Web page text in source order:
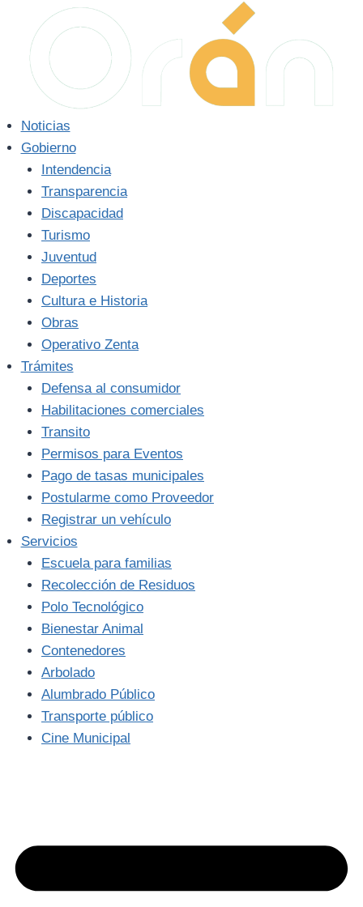
contenido
Noticias
Gobierno
Intendencia
Transparencia
Discapacidad
Turismo
Juventud
Deportes
Cultura e Historia
Obras
Operativo Zenta
Trámites
Defensa al consumidor
Habilitaciones comerciales
Transito
Permisos para Eventos
Pago de tasas municipales
Postularme como Proveedor
Registrar un vehículo
Servicios
Escuela para familias
Recolección de Residuos
Polo Tecnológico
Bienestar Animal
Contenedores
Arbolado
Alumbrado Público
Transporte público
Cine Municipal